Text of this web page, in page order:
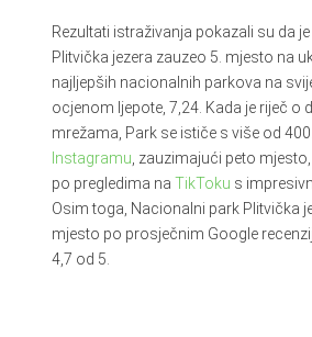
Rezultati istraživanja pokazali su da
Plitvička jezera zauzeo 5. mjesto na
najljepših nacionalnih parkova na
ocjenom ljepote, 7,24. Kada je riječ o
mrežama, Park se ističe s više od
Instagramu, zauzimajući peto
po pregledima na TikToku s
Osim toga, Nacionalni park Plitvička
mjesto po prosječnim Google
4,7 od 5.